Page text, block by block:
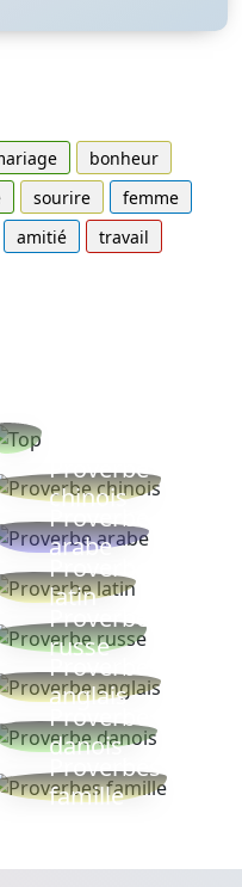
bonheur
sourire
femme
amitié
travail
Proverbe
chinois
Proverbe
arabe
Proverbe
latin
Proverbe
russe
Proverbe
anglais
Proverbe
danois
Proverbes
famille